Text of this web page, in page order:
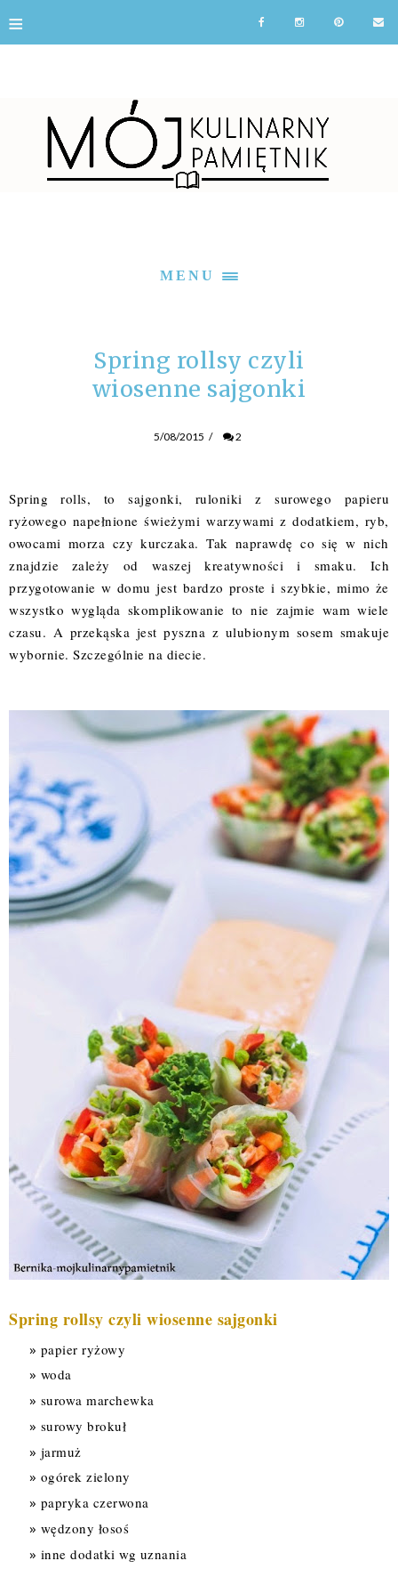
≡
MENU
Spring rollsy czyli
wiosenne sajgonki
5/08/2015 / 2
Spring rolls, to sajgonki, ruloniki z surowego papieru
ryżowego napełnione świeżymi warzywami z dodatkiem, ryb,
owocami morza czy kurczaka. Tak naprawdę co się w nich
znajdzie zależy od waszej kreatywności i smaku. Ich
przygotowanie w domu jest bardzo proste i szybkie, mimo że
wszystko wygląda skomplikowanie to nie zajmie wam wiele
czasu. A przekąska jest pyszna z ulubionym sosem smakuje
wybornie. Szczególnie na diecie.
Spring rollsy czyli wiosenne sajgonki
papier ryżowy
woda
surowa marchewka
surowy brokuł
jarmuż
ogórek zielony
papryka czerwona
wędzony łosoś
inne dodatki wg uznania